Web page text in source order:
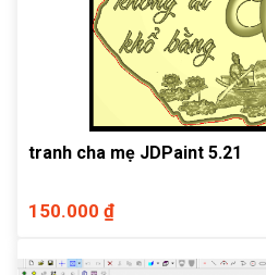
tranh cha mẹ JDPaint 5.21
150.000 ₫